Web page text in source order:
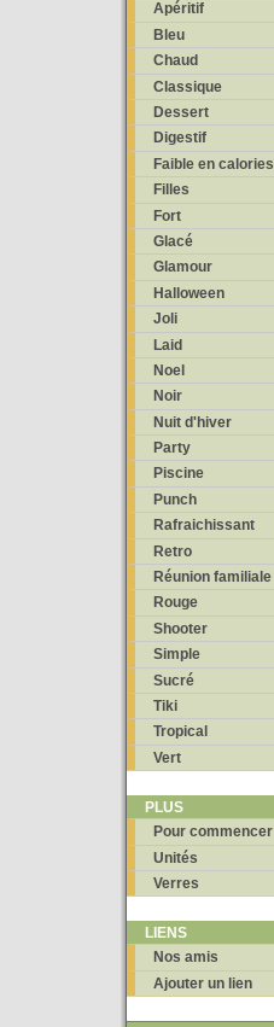
Apéritif
Bleu
Chaud
Classique
Dessert
Digestif
Faible en calories
Filles
Fort
Glacé
Glamour
Halloween
Joli
Laid
Noel
Noir
Nuit d'hiver
Party
Piscine
Punch
Rafraichissant
Retro
Réunion familiale
Rouge
Shooter
Simple
Sucré
Tiki
Tropical
Vert
PLUS
Pour commencer
Unités
Verres
LIENS
Nos amis
Ajouter un lien